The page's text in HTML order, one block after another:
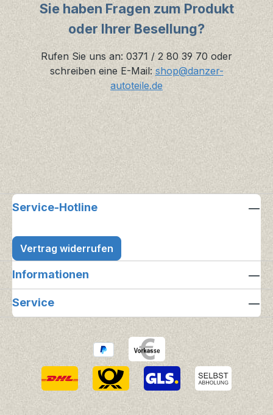
Sie haben Fragen zum Produkt
oder Ihrer Besellung?
Rufen Sie uns an: 0371 / 2 80 39 70 oder
schreiben eine E-Mail: shop@danzer-
autoteile.de
Service-Hotline
Vertrag widerrufen
Informationen
Service